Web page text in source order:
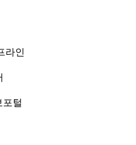
라인
포털